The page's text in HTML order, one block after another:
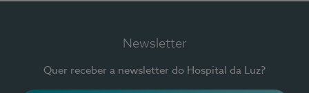
Newsletter
Quer receber a newsletter do Hospital da Luz?